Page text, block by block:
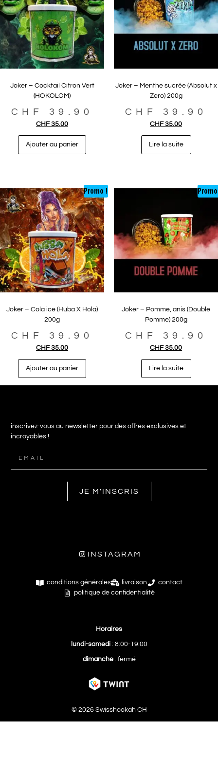
Joker – Cocktail Citron Vert
(HOKOLOM)
CHF 39.90
CHF35.00
Ajouter au panier
Joker – Menthe sucrée (Absolut x
Zero) 200g
CHF 39.90
CHF35.00
Lire la suite
Promo !
Joker – Cola ice (Huba X Hola)
200g
CHF 39.90
CHF35.00
Ajouter au panier
Joker – Pomme, anis (Double
Pomme) 200g
CHF 39.90
CHF35.00
Lire la suite
inscrivez-vous au newsletter pour des offres exclusives et
incroyables !
JE M'INSCRIS
INSTAGRAM
conditions générales livraison
contact
politique de confidentialité
Horaires
lundi-samedi: 8:00-19:00
dimanche: fermé
© 2026 Swisshookah CH